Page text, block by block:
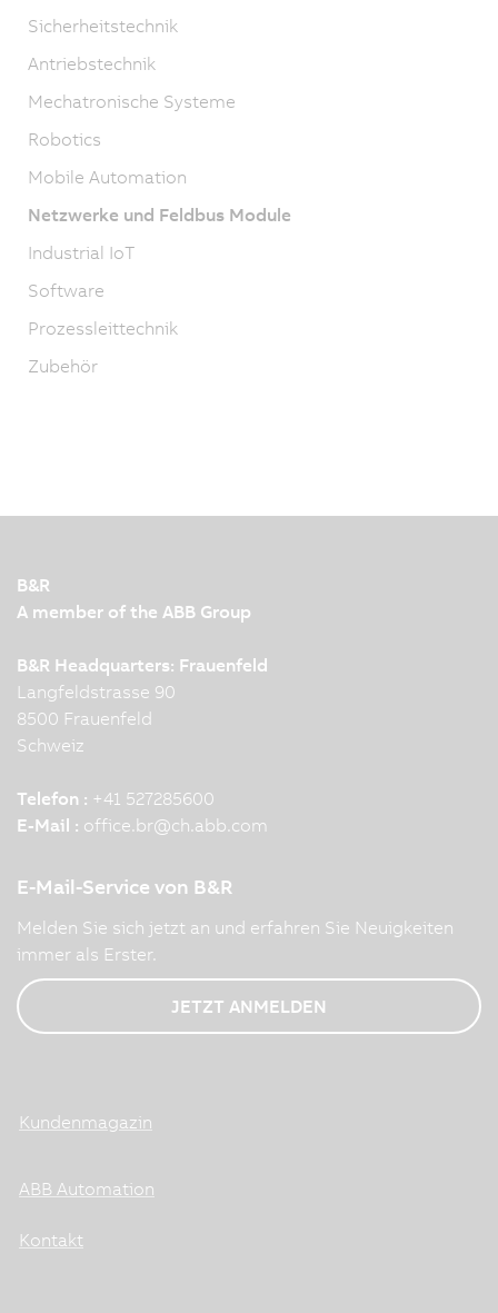
Sicherheitstechnik
Antriebstechnik
Mechatronische Systeme
Robotics
Mobile Automation
Netzwerke und Feldbus Module
Industrial IoT
Software
Prozessleittechnik
Zubehör
B&R
A member of the ABB Group
B&R Headquarters: Frauenfeld
Langfeldstrasse 90
8500 Frauenfeld
Schweiz
Telefon : +41 527285600
E-Mail : office.br@ch.abb.com
E-Mail-Service von B&R
Melden Sie sich jetzt an und erfahren Sie Neuigkeiten
immer als Erster.
JETZT ANMELDEN
Kundenmagazin
ABB Automation
Kontakt